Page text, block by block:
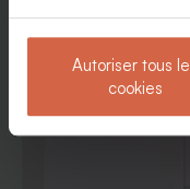
Autoriser tous
cookies
Etiquette 3 x 5 cm
personnalisable